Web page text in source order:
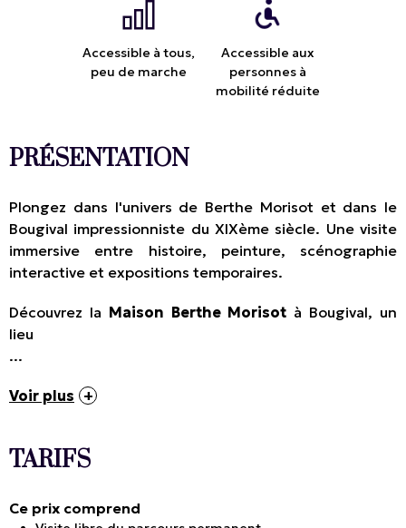
Accessible à tous,
peu de marche
Accessible aux
personnes à
mobilité réduite
PRÉSENTATION
Plongez dans l'univers de Berthe Morisot et dans le
Bougival impressionniste du XIXème siècle. Une visite
immersive entre histoire, peinture, scénographie
interactive et expositions temporaires.
Découvrez la Maison Berthe Morisot à Bougival, un
lieu
...
Voir plus
TARIFS
Ce prix comprend